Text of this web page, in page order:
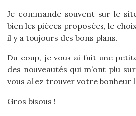
Je commande souvent sur le
bien les pièces proposées, le
il y a toujours des bons plans.
Du coup, je vous ai fait une
des nouveautés qui m’ont plu
vous allez trouver votre bonheur
Gros bisous !